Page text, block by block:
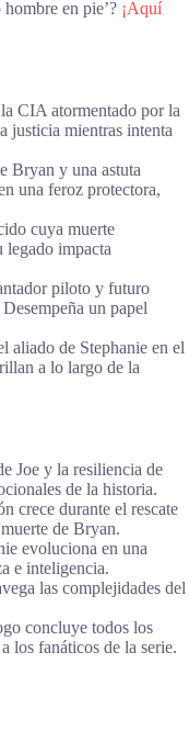
en pie’? ¡Aquí
CIA atormentado por la
justicia mientras intenta
Bryan y una astuta
una feroz protectora,
cuya muerte
legado impacta
piloto y futuro
un papel
aliado de Stephanie en el
a lo largo de la
Joe y la resiliencia de
de la historia.
crece durante el rescate
de Bryan.
evoluciona en una
e inteligencia.
las complejidades del
concluye todos los
los fanáticos de la serie.